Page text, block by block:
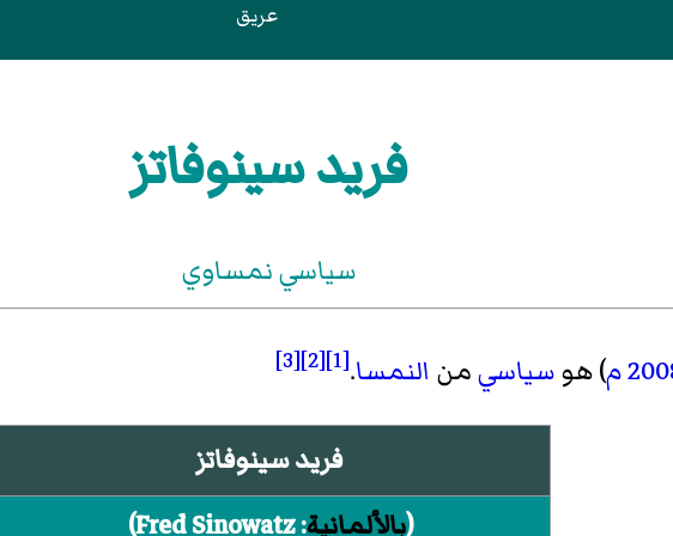
عريق
فريد سينوفاتز
سياسي نمساوي
م) هوسياسيمن النمسا.
[1]
[2]
[3]
فريد سينوفاتز
(بالألمانية:
Fred Sinowatz
)‏